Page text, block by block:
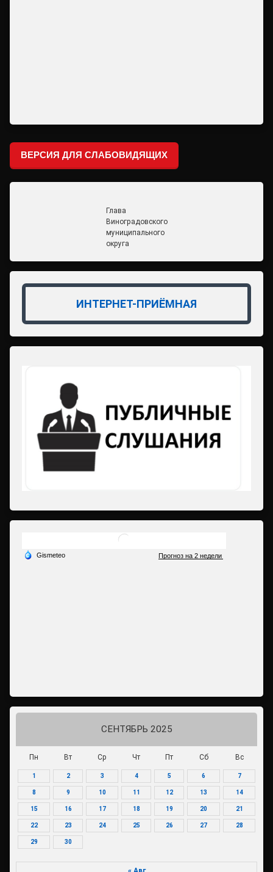
ВЕРСИЯ ДЛЯ СЛАБОВИДЯЩИХ
Глава
Виноградовского
муниципального
округа
ИНТЕРНЕТ-ПРИЁМНАЯ
СЕНТЯБРЬ 2025
Пн Вт Ср Чт Пт Сб Вс
1 2 3 4 5 6 7
8 9 10 11 12 13 14
15 16 17 18 19 20 21
22 23 24 25 26 27 28
29 30